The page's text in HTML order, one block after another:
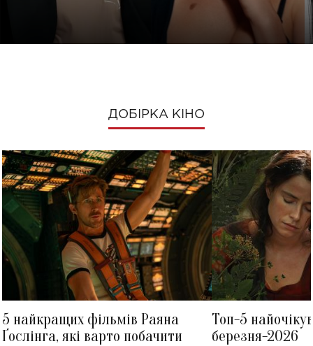
ДОБІРКА КІНО
5 найкращих фільмів Раяна
Ґослінга, які варто побачити
Топ-5
березня-2026